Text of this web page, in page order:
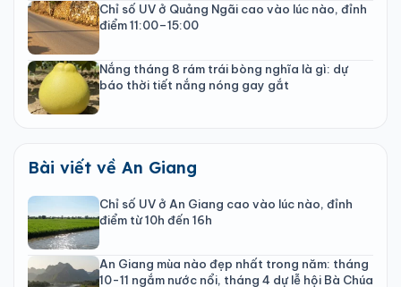
Chỉ số UV ở Quảng Ngãi cao vào lúc nào, đỉnh
điểm 11:00–15:00
Nắng tháng 8 rám trái bòng nghĩa là gì: dự
báo thời tiết nắng nóng gay gắt
Bài viết về An Giang
Chỉ số UV ở An Giang cao vào lúc nào, đỉnh
điểm từ 10h đến 16h
An Giang mùa nào đẹp nhất trong năm: tháng
10-11 ngắm nước nổi, tháng 4 dự lễ hội Bà Chúa